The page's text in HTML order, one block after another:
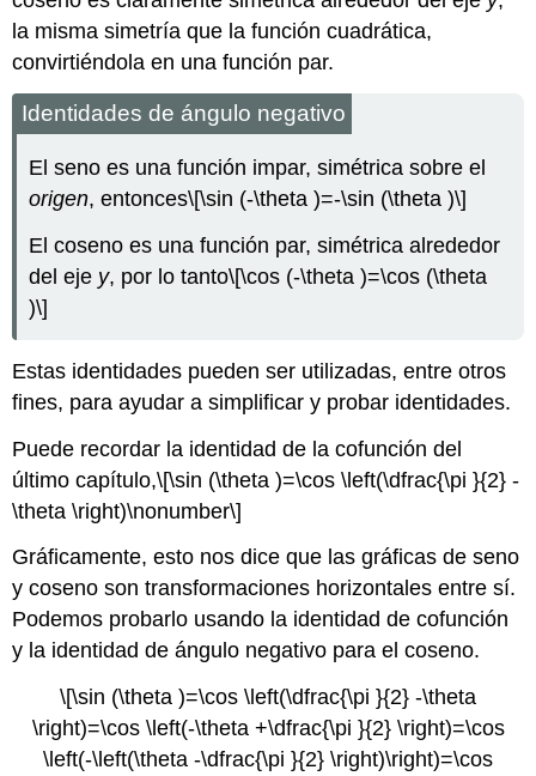
la misma simetría que la función cuadrática,
convirtiéndola en una función par.
Identidades de ángulo negativo
El seno es una función impar, simétrica sobre el
origen, entonces\[\sin (-\theta )=-\sin (\theta )\]
El coseno es una función par, simétrica alrededor
del eje y, por lo tanto\[\cos (-\theta )=\cos (\theta
)\]
Estas identidades pueden ser utilizadas, entre otros
fines, para ayudar a simplificar y probar identidades.
Puede recordar la identidad de la cofunción del
último capítulo,\[\sin (\theta )=\cos \left(\dfrac{\pi }{2} -
\theta \right)\nonumber\]
Gráficamente, esto nos dice que las gráficas de seno
y coseno son transformaciones horizontales entre sí.
Podemos probarlo usando la identidad de cofunción
y la identidad de ángulo negativo para el coseno.
\[\sin (\theta )=\cos \left(\dfrac{\pi }{2} -\theta
\right)=\cos \left(-\theta +\dfrac{\pi }{2} \right)=\cos
\left(-\left(\theta -\dfrac{\pi }{2} \right)\right)=\cos